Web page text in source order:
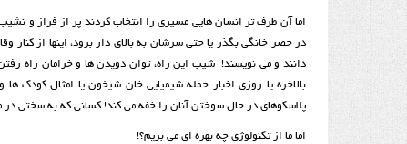
اما آن طرف تر انسان هایی مسیری را انتخاب کردند پر از فراز و
در حصر خانگی بگذر یا حتی سرشان به بالای دار برود، اینها از کنار
دانند و می نویسند! شیب این راه، توان دویدن ها و خرامان راه
بالاخره یا روزی اخبار حمله شیمیایی خان شیخون یا امثال کودک
پلاسکوهای در حال سوختن آنان را خفه می کند! کسانی که به سختی
اما ما از تکنولوژی چه بهره ای می بریم؟!